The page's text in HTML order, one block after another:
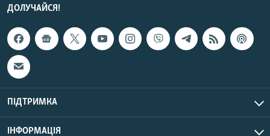
ДОЛУЧАЙСЯ!
ПІДТРИМКА
ІНФОРМАЦІЯ